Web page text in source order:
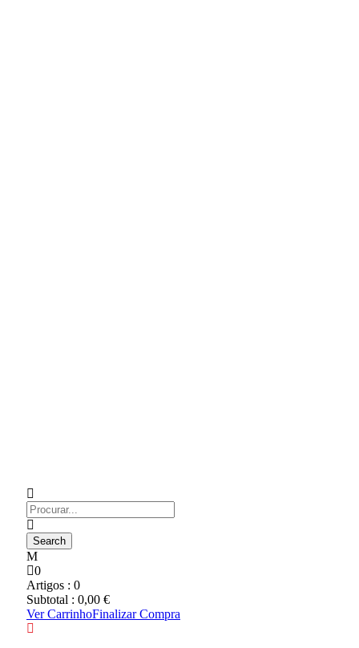
0
Artigos : 0
Subtotal : 0,00 €
Ver CarrinhoFinalizar Compra